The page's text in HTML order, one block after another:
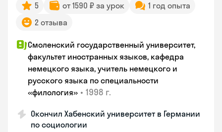
5 от 1590 ₽ за урок
1 год опыта
2 отзыва
Смоленский государственный университет,
факультет иностранных языков, кафедра
немецкого языка, учитель немецкого и
русского языка по специальности
«филология» • 1998 г.
Окончил Хабенский университет в Германии
по социологии